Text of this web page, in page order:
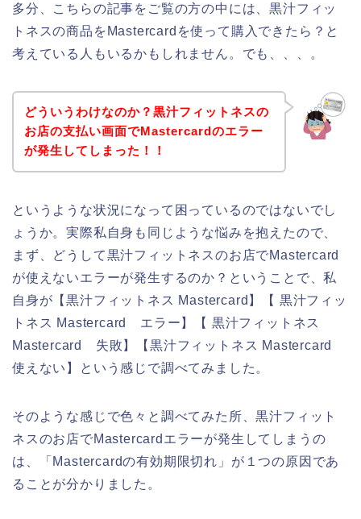
多分、こちらの記事をご覧の方の中には、黒汁フィッ
トネスの商品をMastercardを使って購入できたら？と
考えている人もいるかもしれません。でも、、、。
どういうわけなのか？黒汁フィットネスの
お店の支払い画面でMastercardのエラー
が発生してしまった！！
というような状況になって困っているのではないでし
ょうか。実際私自身も同じような悩みを抱えたので、
まず、どうして黒汁フィットネスのお店でMastercard
が使えないエラーが発生するのか？ということで、私
自身が【黒汁フィットネス Mastercard】【 黒汁フィッ
トネス Mastercard エラー】【 黒汁フィットネス
Mastercard 失敗】【黒汁フィットネス Mastercard
使えない】という感じで調べてみました。
そのような感じで色々と調べてみた所、黒汁フィット
ネスのお店でMastercardエラーが発生してしまうの
は、「Mastercardの有効期限切れ」が１つの原因であ
ることが分かりました。